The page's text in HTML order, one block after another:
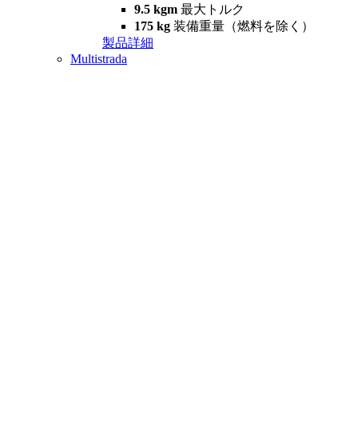
9.5 kgm 最大トルク
175 kg 装備重量（燃料を除く）
製品詳細
Multistrada